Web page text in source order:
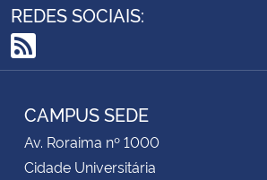
Planalto
REDES SOCIAIS:
RSS
CAMPUS SEDE
Av. Roraima nº 1000
Cidade Universitária